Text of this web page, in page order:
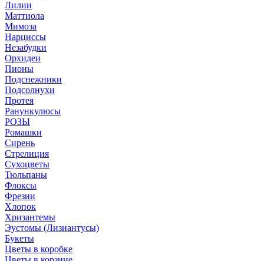
Лилии
Маттиола
Мимоза
Нарциссы
Незабудки
Орхидеи
Пионы
Подснежники
Подсолнухи
Протея
Ранункулюсы
РОЗЫ
Ромашки
Сирень
Стрелиция
Сухоцветы
Тюльпаны
Флоксы
Фрезии
Хлопок
Хризантемы
Эустомы (Лизиантусы)
Букеты
Цветы в коробке